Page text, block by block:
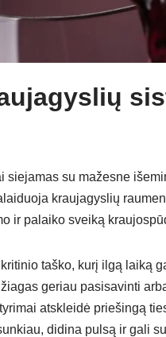
siejamas su mažesne
kraujagyslių
ir palaiko sveiką
taško, kurį ilgą laiką
geriau pasisavinti
atskleidė priešingą
didina pulsą ir gali